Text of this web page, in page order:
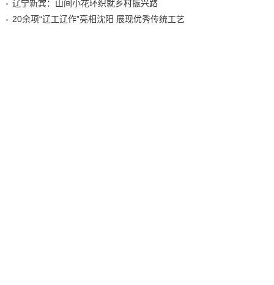
辽宁新宾：山间小花环织就乡村振兴路
20余项“辽工辽作”亮相沈阳 展现优秀传统工艺